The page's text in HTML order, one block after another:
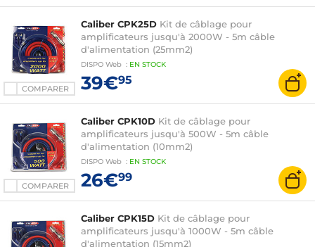
COMPARER
Caliber CPK25D Kit de câblage pour
amplificateurs jusqu'à 2000W - 5m câble
d'alimentation (25mm2)
DISPO Web : EN STOCK
39€95
COMPARER
Caliber CPK10D Kit de câblage pour
amplificateurs jusqu'à 500W - 5m câble
d'alimentation (10mm2)
DISPO Web : EN STOCK
26€99
Caliber CPK15D Kit de câblage pour
amplificateurs jusqu'à 1000W - 5m câble
d'alimentation (15mm2)